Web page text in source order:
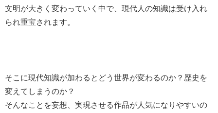
文明が大きく変わっていく中で、現代人の知識は受け入れ
られ重宝されます。
そこに現代知識が加わるとどう世界が変わるのか？歴史を
変えてしまうのか？
そんなことを妄想、実現させる作品が人気になりやすいの